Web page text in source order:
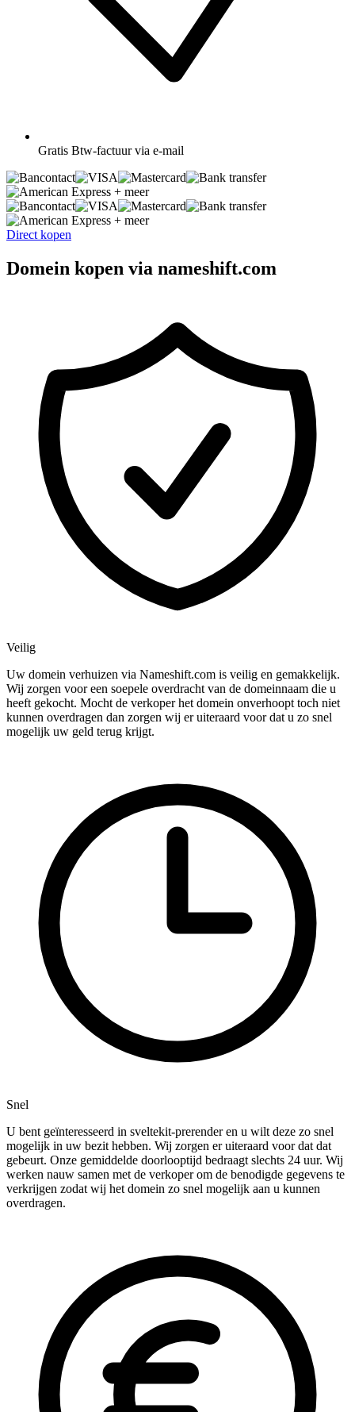
Gratis Btw-factuur via e-mail
+ meer
+ meer
Direct kopen
Domein kopen via nameshift.com
Veilig
Uw domein verhuizen via Nameshift.com is veilig en gemakkelijk.
Wij zorgen voor een soepele overdracht van de domeinnaam die u
heeft gekocht. Mocht de verkoper het domein onverhoopt toch niet
kunnen overdragen dan zorgen wij er uiteraard voor dat u zo snel
mogelijk uw geld terug krijgt.
Snel
U bent geïnteresseerd in sveltekit-prerender en u wilt deze zo snel
mogelijk in uw bezit hebben. Wij zorgen er uiteraard voor dat dat
gebeurt. Onze gemiddelde doorlooptijd bedraagt slechts 24 uur. Wij
werken nauw samen met de verkoper om de benodigde gegevens te
verkrijgen zodat wij het domein zo snel mogelijk aan u kunnen
overdragen.